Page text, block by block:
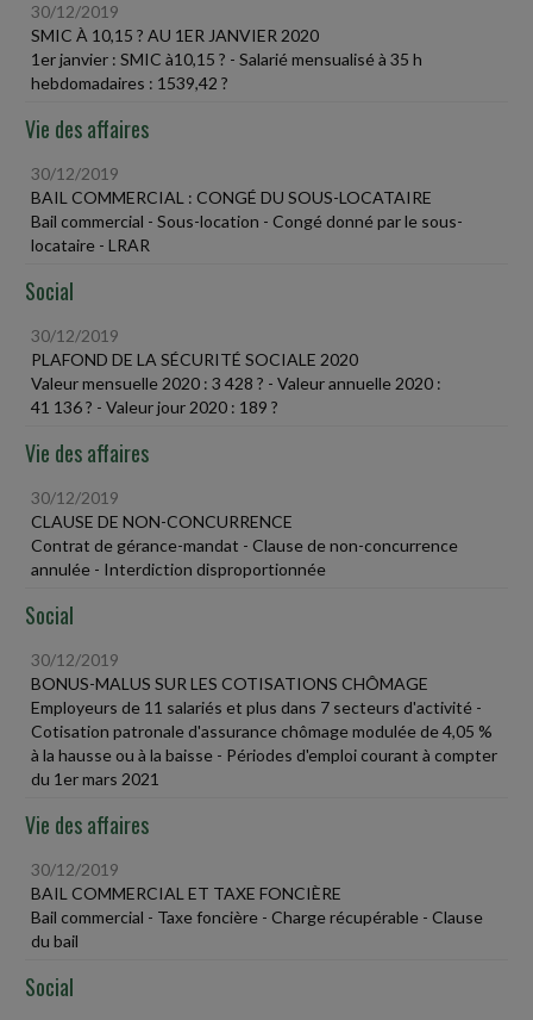
30/12/2019
SMIC À 10,15 ? AU 1ER JANVIER 2020
1er janvier : SMIC à10,15 ? - Salarié mensualisé à 35 h
hebdomadaires : 1539,42 ?
Vie des affaires
30/12/2019
BAIL COMMERCIAL : CONGÉ DU SOUS-LOCATAIRE
Bail commercial - Sous-location - Congé donné par le sous-
locataire - LRAR
Social
30/12/2019
PLAFOND DE LA SÉCURITÉ SOCIALE 2020
Valeur mensuelle 2020 : 3 428 ? - Valeur annuelle 2020 :
41 136 ? - Valeur jour 2020 : 189 ?
Vie des affaires
30/12/2019
CLAUSE DE NON-CONCURRENCE
Contrat de gérance-mandat - Clause de non-concurrence
annulée - Interdiction disproportionnée
Social
30/12/2019
BONUS-MALUS SUR LES COTISATIONS CHÔMAGE
Employeurs de 11 salariés et plus dans 7 secteurs d'activité -
Cotisation patronale d'assurance chômage modulée de 4,05 %
à la hausse ou à la baisse - Périodes d'emploi courant à compter
du 1er mars 2021
Vie des affaires
30/12/2019
BAIL COMMERCIAL ET TAXE FONCIÈRE
Bail commercial - Taxe foncière - Charge récupérable - Clause
du bail
Social